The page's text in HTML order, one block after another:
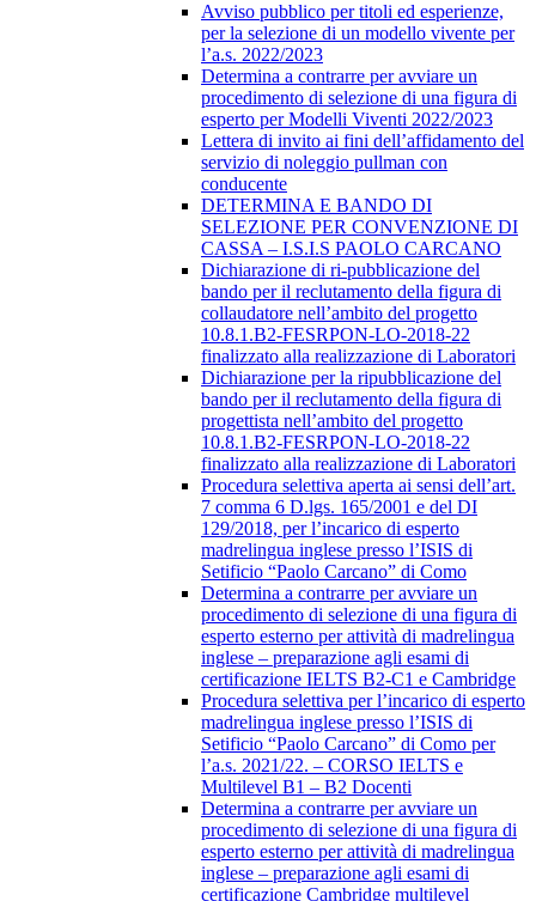
Avviso pubblico per titoli ed esperienze,
per la selezione di un modello vivente per
l’a.s. 2022/2023
Determina a contrarre per avviare un
procedimento di selezione di una figura di
esperto per Modelli Viventi 2022/2023
Lettera di invito ai fini dell’affidamento del
servizio di noleggio pullman con
conducente
DETERMINA E BANDO DI
SELEZIONE PER CONVENZIONE DI
CASSA – I.S.I.S PAOLO CARCANO
Dichiarazione di ri-pubblicazione del
bando per il reclutamento della figura di
collaudatore nell’ambito del progetto
10.8.1.B2-FESRPON-LO-2018-22
finalizzato alla realizzazione di Laboratori
Dichiarazione per la ripubblicazione del
bando per il reclutamento della figura di
progettista nell’ambito del progetto
10.8.1.B2-FESRPON-LO-2018-22
finalizzato alla realizzazione di Laboratori
Procedura selettiva aperta ai sensi dell’art.
7 comma 6 D.lgs. 165/2001 e del DI
129/2018, per l’incarico di esperto
madrelingua inglese presso l’ISIS di
Setificio “Paolo Carcano” di Como
Determina a contrarre per avviare un
procedimento di selezione di una figura di
esperto esterno per attività di madrelingua
inglese – preparazione agli esami di
certificazione IELTS B2-C1 e Cambridge
Procedura selettiva per l’incarico di esperto
madrelingua inglese presso l’ISIS di
Setificio “Paolo Carcano” di Como per
l’a.s. 2021/22. – CORSO IELTS e
Multilevel B1 – B2 Docenti
Determina a contrarre per avviare un
procedimento di selezione di una figura di
esperto esterno per attività di madrelingua
inglese – preparazione agli esami di
certificazione Cambridge multilevel